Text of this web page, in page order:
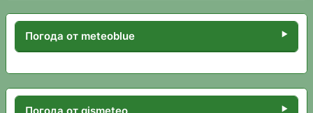
Погода от meteoblue
Погода от gismeteo